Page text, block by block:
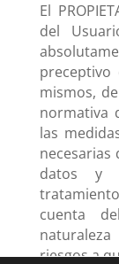
El
del
mismos,
normativa
las
necesarias
datos y
cuenta
riesgos a